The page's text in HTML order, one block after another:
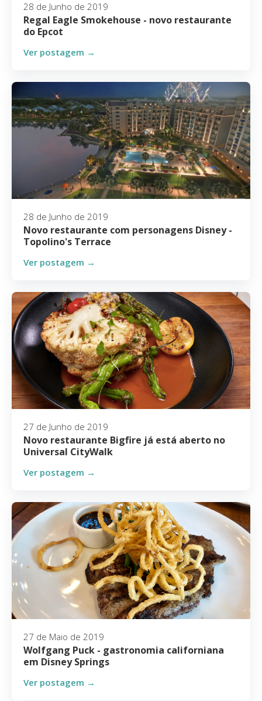
28 de Junho de 2019
Regal Eagle Smokehouse - novo restaurante
do Epcot
Ver postagem →
28 de Junho de 2019
Novo restaurante com personagens Disney -
Topolino's Terrace
Ver postagem →
27 de Junho de 2019
Novo restaurante Bigfire já está aberto no
Universal CityWalk
Ver postagem →
27 de Maio de 2019
Wolfgang Puck - gastronomia californiana
em Disney Springs
Ver postagem →